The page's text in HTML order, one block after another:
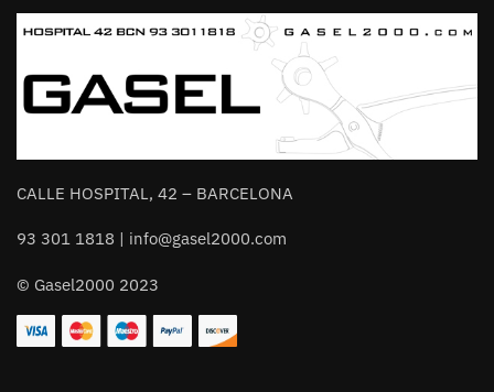
CALLE HOSPITAL, 42 – BARCELONA
93 301 1818 | info@gasel2000.com
© Gasel2000 2023